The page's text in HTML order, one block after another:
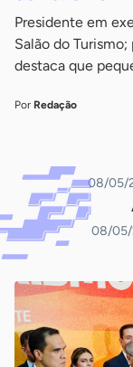
Presidente em
Salão do
destaca que
Por Redação
08/05/
08/05/